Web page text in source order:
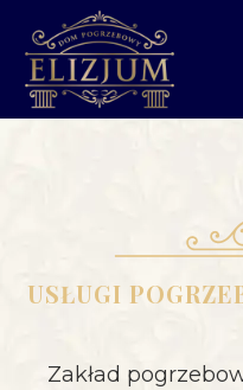
USŁUGI
Zakład